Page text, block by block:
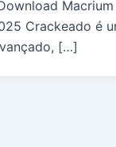
Macrium
Crackeado é
[…]